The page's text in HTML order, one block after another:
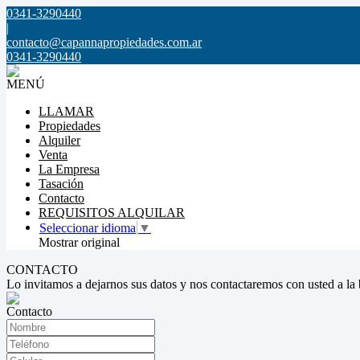
0341-3290440
|
contacto@capannapropiedades.com.ar
0341-3290440
MENÚ
LLAMAR
Propiedades
Alquiler
Venta
La Empresa
Tasación
Contacto
REQUISITOS ALQUILAR
Seleccionar idioma ▼
Mostrar original
CONTACTO
Lo invitamos a dejarnos sus datos y nos contactaremos con usted a la
Contacto